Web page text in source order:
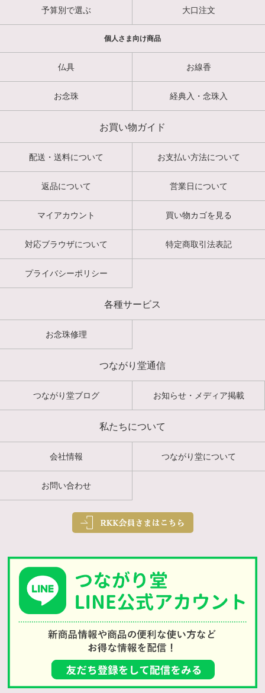
予算別で選ぶ 大口注文
個人さま向け商品
仏具 お線香
お念珠 経典入・念珠入
お買い物ガイド
配送・送料について お支払い方法について
返品について 営業日について
マイアカウント 買い物カゴを見る
対応ブラウザについて 特定商取引法表記
プライバシーポリシー
各種サービス
お念珠修理
つながり堂通信
つながり堂ブログ お知らせ・メディア掲載
私たちについて
会社情報 つながり堂について
お問い合わせ